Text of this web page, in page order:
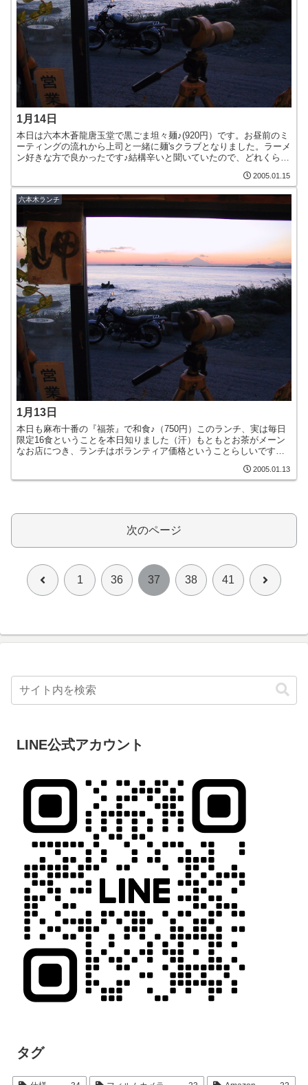
1月14日
本日は六本木蒼龍唐玉堂で黒ごま坦々麺♪(920円）です。お昼前のミ
ーティングの流れから上司と一緒に麺'sクラブとなりました。ラーメ
ン好きな方で良かったです♪結構辛いと聞いていたので、どれくらい
2005.01.15
六本木ランチ
1月13日
本日も麻布十番の『福茶』で和食♪（750円）このランチ、実は毎日
限定16食ということを本日知りました（汗）もともとお茶がメーン
なお店につき、ランチはボランティア価格ということらしいです。
2005.01.13
次のページ
前 1 36 37 38 41 次
LINE公式アカウント
タグ